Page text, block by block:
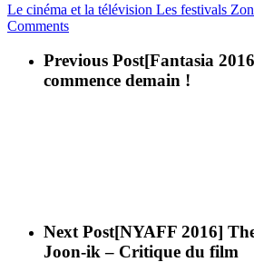
Le cinéma et la télévision Les festivals
Comments
Previous Post[Fantasia
commence demain !
Next Post[NYAFF 2016]
Joon-ik – Critique du film